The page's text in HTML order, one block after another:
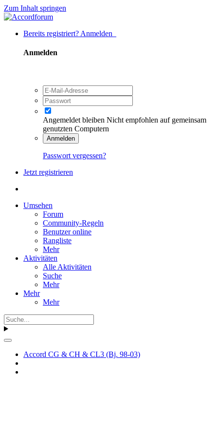
Zum Inhalt springen
Bereits registriert? Anmelden
Anmelden
Angemeldet bleiben Nicht empfohlen auf gemeinsam
genutzten Computern
Anmelden
Passwort vergessen?
Jetzt registrieren
Umsehen
Forum
Community-Regeln
Benutzer online
Rangliste
Mehr
Aktivitäten
Alle Aktivitäten
Suche
Mehr
Mehr
Mehr
Accord CG & CH & CL3 (Bj. 98-03)